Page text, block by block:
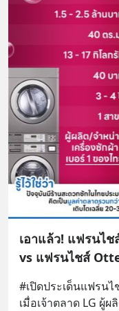
เอาแล้ว! แฟรนไ
vs แฟรนไชส์
#เปิดประเด็นแฟรน
เมื่อเจ้าตลาด LG ผู้